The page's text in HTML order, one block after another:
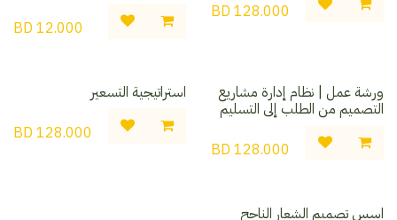
128.000
BD
12.000
BD
ورشة عمل | نظام إدارة مشاريع
التصميم من الطلب إلى التسليم
128.000
BD
استراتيجية التسعير
128.000
BD
اسس تصميم الشعار الناجح